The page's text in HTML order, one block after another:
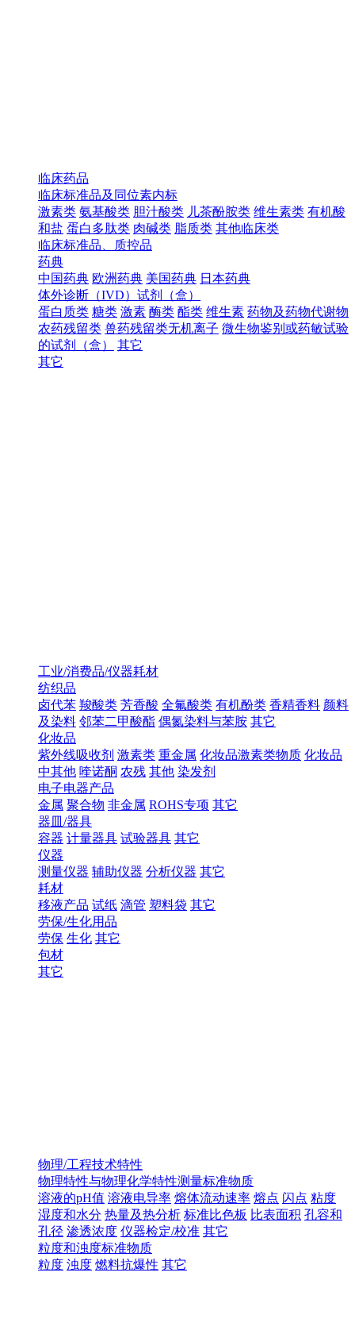
临床药品
临床标准品及同位素内标
激素类 氨基酸类 胆汁酸类 儿茶酚胺类 维生素类 有机酸
和盐 蛋白多肽类 肉碱类 脂质类 其他临床类
临床标准品、质控品
药典
中国药典 欧洲药典 美国药典 日本药典
体外诊断（IVD）试剂（盒）
蛋白质类 糖类 激素 酶类 酯类 维生素 药物及药物代谢物
农药残留类 兽药残留类无机离子 微生物鉴别或药敏试验
的试剂（盒）
其它
其它
工业/消费品/仪器耗材
纺织品
卤代苯 羧酸类 芳香酸 全氟酸类 有机酚类 香精香料 颜料
及染料 邻苯二甲酸酯 偶氮染料与苯胺 其它
化妆品
紫外线吸收剂 激素类 重金属 化妆品激素类物质 化妆品
中其他 喹诺酮 农残 其他 染发剂
电子电器产品
金属 聚合物 非金属 ROHS专项 其它
器皿/器具
容器 计量器具 试验器具 其它
仪器
测量仪器 辅助仪器 分析仪器 其它
耗材
移液产品 试纸 滴管 塑料袋 其它
劳保/生化用品
劳保 生化 其它
包材
其它
物理/工程技术特性
物理特性与物理化学特性测量标准物质
溶液的pH值 溶液电导率 熔体流动速率 熔点 闪点 粘度
湿度和水分 热量及热分析 标准比色板 比表面积 孔容和
孔径 渗透浓度 仪器检定/校准 其它
粒度和浊度标准物质
粒度 浊度 燃料抗爆性 其它